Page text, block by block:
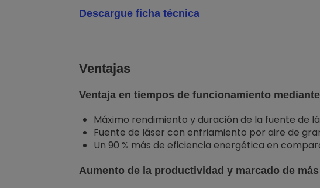
Descargue ficha técnica
Ventajas
Ventaja en tiempos de funcionamiento
Máximo rendimiento y duración de la fuente de
Fuente de láser con enfriamiento por aire de
Un 90 % más de eficiencia energética en
Aumento de la productividad y marcado de